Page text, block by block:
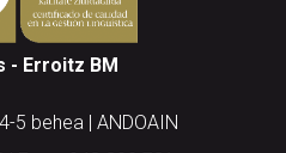
- Erroitz BM
5 behea | ANDOAIN